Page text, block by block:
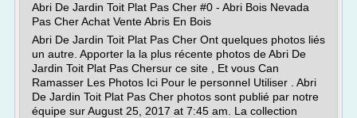
Abri De Jardin Toit Plat Pas Cher #0 - Abri Bois Nevada
Pas Cher Achat Vente Abris En Bois
Abri De Jardin Toit Plat Pas Cher Ont quelques photos liés
un autre. Apporter la la plus récente photos de Abri De
Jardin Toit Plat Pas Chersur ce site , Et vous Can
Ramasser Les Photos Ici Pour le personnel Utiliser . Abri
De Jardin Toit Plat Pas Cher photos sont publié par notre
équipe sur August 25, 2017 at 7:45 am. La collection